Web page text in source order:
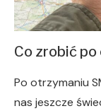
Co zrobić
Po otrzymaniu
nas jeszcze